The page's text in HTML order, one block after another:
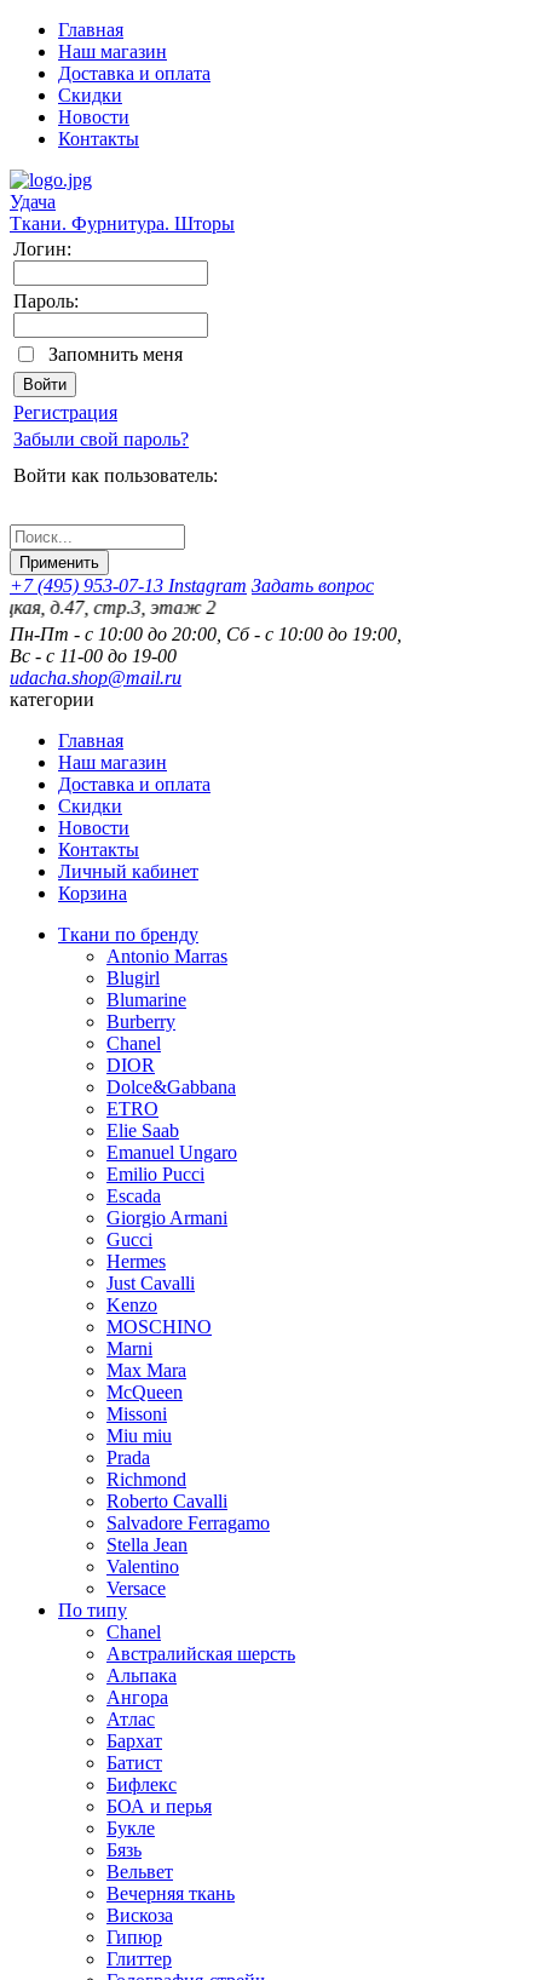
Главная
Наш магазин
Доставка и оплата
Скидки
Новости
Контакты
Удача
Ткани. Фурнитура. Шторы
Логин:
Пароль:
Запомнить меня
Регистрация
Забыли свой пароль?
Войти как пользователь:
+7 (495) 953-07-13 Instagram Задать вопрос
стр.3, этаж 2
Пн-Пт - с 10:00 до 20:00, Сб - с 10:00 до 19:00,
Вс - с 11-00 до 19-00
udacha.shop@mail.ru
категории
Главная
Наш магазин
Доставка и оплата
Скидки
Новости
Контакты
Личный кабинет
Корзина
Ткани по бренду
Antonio Marras
Blugirl
Blumarine
Burberry
Chanel
DIOR
Dolce&Gabbana
ETRO
Elie Saab
Emanuel Ungaro
Emilio Pucci
Escada
Giorgio Armani
Gucci
Hermes
Just Cavalli
Kenzo
MOSCHINO
Marni
Max Mara
McQueen
Missoni
Miu miu
Prada
Richmond
Roberto Cavalli
Salvadore Ferragamo
Stella Jean
Valentino
Versace
По типу
Chanel
Австралийская шерсть
Альпака
Ангора
Атлас
Бархат
Батист
Бифлекс
БОА и перья
Букле
Бязь
Вельвет
Вечерняя ткань
Вискоза
Гипюр
Глиттер